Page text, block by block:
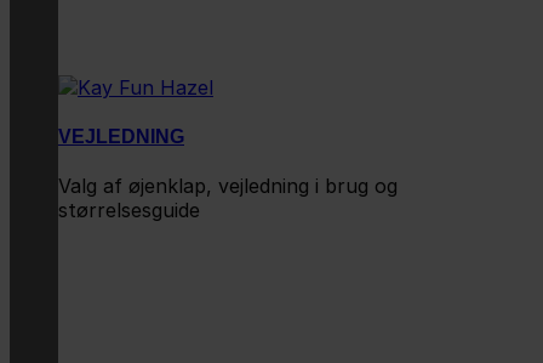
VEJLEDNING
Valg af øjenklap, vejledning i brug og
størrelsesguide